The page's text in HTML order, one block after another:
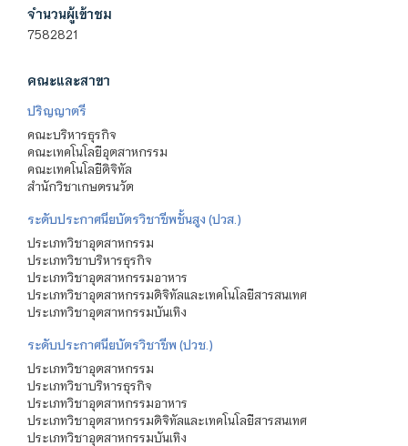
จำนวนผู้เข้าชม
7582821
คณะและสาขา
ปริญญาตรี
คณะบริหารธุรกิจ
คณะเทคโนโลยีอุตสาหกรรม
คณะเทคโนโลยีดิจิทัล
สำนักวิชาเกษตรนวัต
ระดับประกาศนียบัตรวิชาชีพชั้นสูง (ปวส.)
ประเภทวิชาอุตสาหกรรม
ประเภทวิชาบริหารธุรกิจ
ประเภทวิชาอุตสาหกรรมอาหาร
ประเภทวิชาอุตสาหกรรมดิจิทัลและเทคโนโลยีสารสนเทศ
ประเภทวิชาอุตสาหกรรมบันเทิง
ระดับประกาศนียบัตรวิชาชีพ (ปวช.)
ประเภทวิชาอุตสาหกรรม
ประเภทวิชาบริหารธุรกิจ
ประเภทวิชาอุตสาหกรรมอาหาร
ประเภทวิชาอุตสาหกรรมดิจิทัลและเทคโนโลยีสารสนเทศ
ประเภทวิชาอุตสาหกรรมบันเทิง